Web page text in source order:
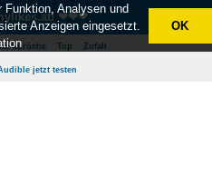
❤❤❤
Sprüche Top Zufall
jetzt testen
Funktion, Analysen und
Anzeigen eingesetzt.
OK